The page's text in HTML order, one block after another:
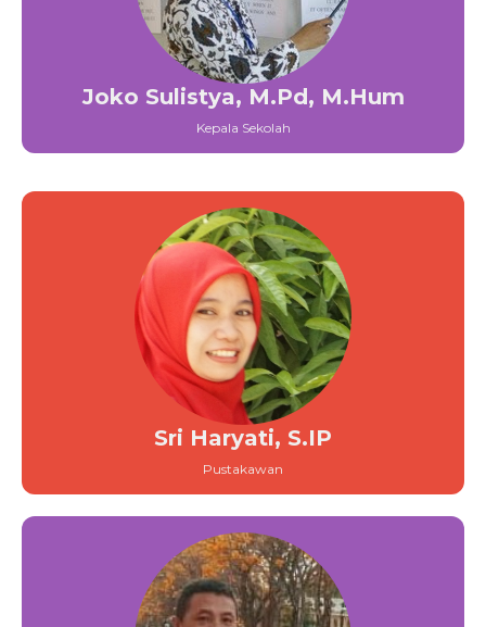
Joko Sulistya, M.Pd, M.Hum
Kepala Sekolah
Sri Haryati, S.IP
Pustakawan